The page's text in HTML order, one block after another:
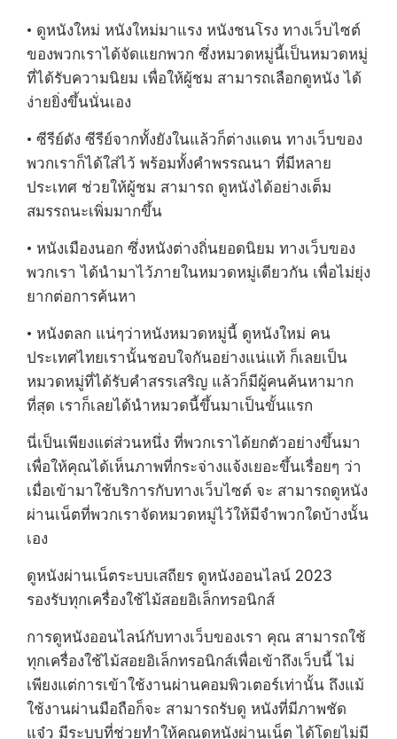
• ดูหนังใหม่ หนังใหม่มาแรง หนังชนโรง ทางเว็บไซต์
ของพวกเราได้จัดแยกพวก ซึ่งหมวดหมู่นี้เป็นหมวดหมู่
ที่ได้รับความนิยม เพื่อให้ผู้ชม สามารถเลือกดูหนัง ได้
ง่ายยิ่งขึ้นนั่นเอง
• ซีรีย์ดัง ซีรีย์จากทั้งยังในแล้วก็ต่างแดน ทางเว็บของ
พวกเราก็ได้ใส่ไว้ พร้อมทั้งคำพรรณนา ที่มีหลาย
ประเทศ ช่วยให้ผู้ชม สามารถ ดูหนังได้อย่างเต็ม
สมรรถนะเพิ่มมากขึ้น
• หนังเมืองนอก ซึ่งหนังต่างถิ่นยอดนิยม ทางเว็บของ
พวกเรา ได้นำมาไว้ภายในหมวดหมู่เดียวกัน เพื่อไม่ยุ่ง
ยากต่อการค้นหา
• หนังตลก แน่ๆว่าหนังหมวดหมู่นี้ ดูหนังใหม่ คน
ประเทศไทยเรานั้นชอบใจกันอย่างแน่แท้ ก็เลยเป็น
หมวดหมู่ที่ได้รับคำสรรเสริญ แล้วก็มีผู้คนค้นหามาก
ที่สุด เราก็เลยได้นำหมวดนี้ขึ้นมาเป็นขั้นแรก
นี่เป็นเพียงแต่ส่วนหนึ่ง ที่พวกเราได้ยกตัวอย่างขึ้นมา
เพื่อให้คุณได้เห็นภาพที่กระจ่างแจ้งเยอะขึ้นเรื่อยๆ ว่า
เมื่อเข้ามาใช้บริการกับทางเว็บไซต์ จะ สามารถดูหนัง
ผ่านเน็ตที่พวกเราจัดหมวดหมู่ไว้ให้มีจำพวกใดบ้างนั้น
เอง
ดูหนังผ่านเน็ตระบบเสถียร ดูหนังออนไลน์ 2023
รองรับทุกเครื่องใช้ไม้สอยอิเล็กทรอนิกส์
การดูหนังออนไลน์กับทางเว็บของเรา คุณ สามารถใช้
ทุกเครื่องใช้ไม้สอยอิเล็กทรอนิกส์เพื่อเข้าถึงเว็บนี้ ไม่
เพียงแต่การเข้าใช้งานผ่านคอมพิวเตอร์เท่านั้น ถึงแม้
ใช้งานผ่านมือถือก็จะ สามารถรับดู หนังที่มีภาพชัด
แจ๋ว มีระบบที่ช่วยทำให้คุณดูหนังผ่านเน็ต ได้โดยไม่มี